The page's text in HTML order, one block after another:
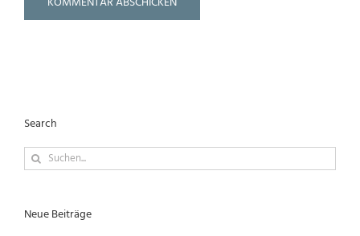
Search
Suche
Neue Beiträge